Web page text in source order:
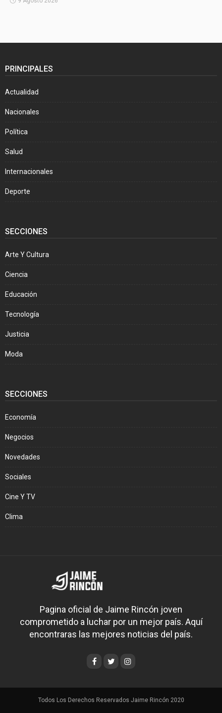
PRINCIPALES
Actualidad
Nacionales
Política
Salud
Internacionales
Deporte
SECCIONES
Arte Y Cultura
Ciencia
Educación
Tecnología
Justicia
Moda
SECCIONES
Economía
Negocios
Novedades
Sociales
Cine Y TV
Clima
Pagina oficial de Jaime Rincón joven
comprometido a luchar por un mejor país. Aquí
encontraras las mejores noticias del país.
Todos Los Derechos Reservados Jaime Rincón 2020